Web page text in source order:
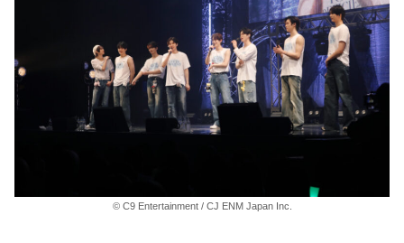
© C9 Entertainment / CJ ENM Japan Inc.